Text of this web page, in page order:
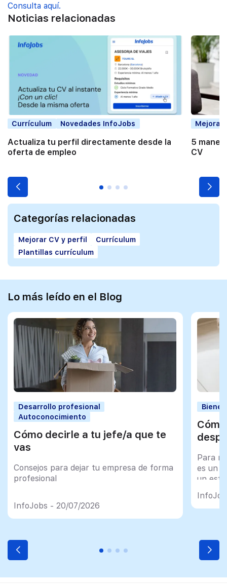
Consulta aquí.
Noticias relacionadas
Currículum Novedades InfoJobs
Actualiza tu perfil directamente desde la
oferta de empleo
Mejorar
5
CV
Categorías relacionadas
Mejorar CV y perfil
Currículum
Plantillas currículum
Lo más leído en el Blog
Desarrollo profesional
Autoconocimiento
Cómo decirle a tu jefe/a que te
vas
Consejos para dejar tu empresa de forma
profesional
InfoJobs - 20/07/2026
Para
es un
un